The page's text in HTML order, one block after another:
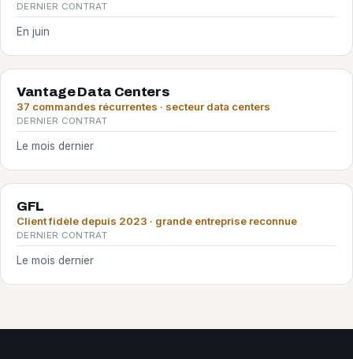
DERNIER CONTRAT
En juin
Vantage Data Centers
37 commandes récurrentes · secteur data centers
DERNIER CONTRAT
Le mois dernier
GFL
Client fidèle depuis 2023 · grande entreprise reconnue
DERNIER CONTRAT
Le mois dernier